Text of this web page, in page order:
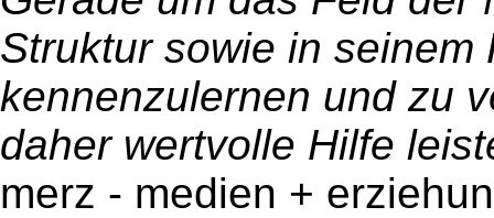
Struktur sowie in seinem
kennenzulernen und zu
daher wertvolle Hilfe
merz - medien +